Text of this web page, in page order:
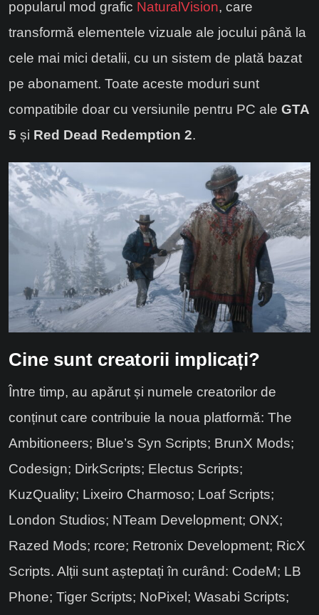
popularul mod grafic NaturalVision, care
transformă elementele vizuale ale jocului până la
cele mai mici detalii, cu un sistem de plată bazat
pe abonament. Toate aceste moduri sunt
compatibile doar cu versiunile pentru PC ale GTA
5 și Red Dead Redemption 2.
Cine sunt creatorii implicați?
Între timp, au apărut și numele creatorilor de
conținut care contribuie la noua platformă: The
Ambitioneers; Blue’s Syn Scripts; BrunX Mods;
Codesign; DirkScripts; Electus Scripts;
KuzQuality; Lixeiro Charmoso; Loaf Scripts;
London Studios; NTeam Development; ONX;
Razed Mods; rcore; Retronix Development; RicX
Scripts. Alții sunt așteptați în curând: CodeM; LB
Phone; Tiger Scripts; NoPixel; Wasabi Scripts;